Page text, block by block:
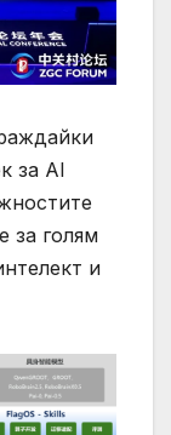
за AI
за голям
и